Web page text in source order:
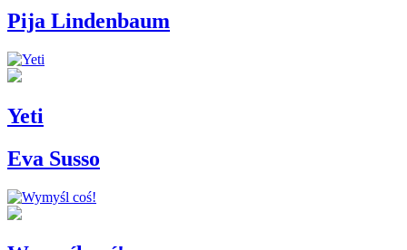
Pija Lindenbaum
Yeti
Eva Susso